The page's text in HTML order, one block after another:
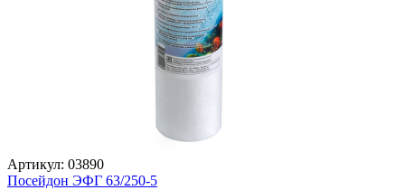
Артикул: 03890
Посейдон ЭФГ 63/250-5